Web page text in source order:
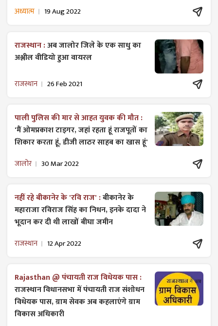
अध्यात्म 19 Aug 2022
राजस्थान :अब जालोर जिले के एक साधु का
अश्लील वीडियो हुआ वायरल
राजस्थान 26 Feb 2021
पाली पुलिस की मार से आहत युवक की मौत :
'मैं ओमप्रकाश टाइगर, जहां रहता हूं राजपूतों का
शिकार करता हूं, डीजी लाठर साहब का खास हूं'
जालोर 30 Mar 2022
नहीं रहे बीकानेर के 'रवि राज' :बीकानेर के
महाराजा रविराज सिंह का निधन, इनके दादा ने
भूदान कर दी थी लाखों बीघा जमीन
राजस्थान 12 Apr 2022
Rajasthan @ पंचायती राज विधेयक पास :
राजस्थान विधानसभा में पंचायती राज ​संशोधन
विधेयक पास, ग्राम सेवक अब कहलाएंगे ग्राम
विकास अधिकारी